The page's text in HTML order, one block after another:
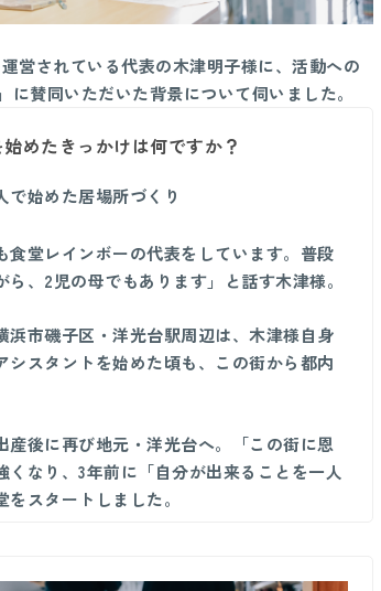
営されている代表の木津明子様に、活動への
賛同いただいた背景について伺いました。
めたきっかけは何ですか？
始めた居場所づくり
食堂レインボーの代表をしています。普段
、2児の母でもあります」と話す木津様。
浜市磯子区・洋光台駅周辺は、木津様自身
スタントを始めた頃も、この街から都内
後に再び地元・洋光台へ。「この街に恩
なり、3年前に「自分が出来ることを一人
スタートしました。